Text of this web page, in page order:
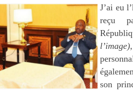
J’ai eu
reçu
l’image)
son